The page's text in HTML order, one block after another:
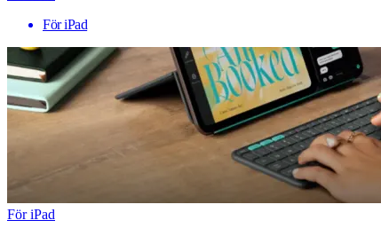
För iPad
För iPad